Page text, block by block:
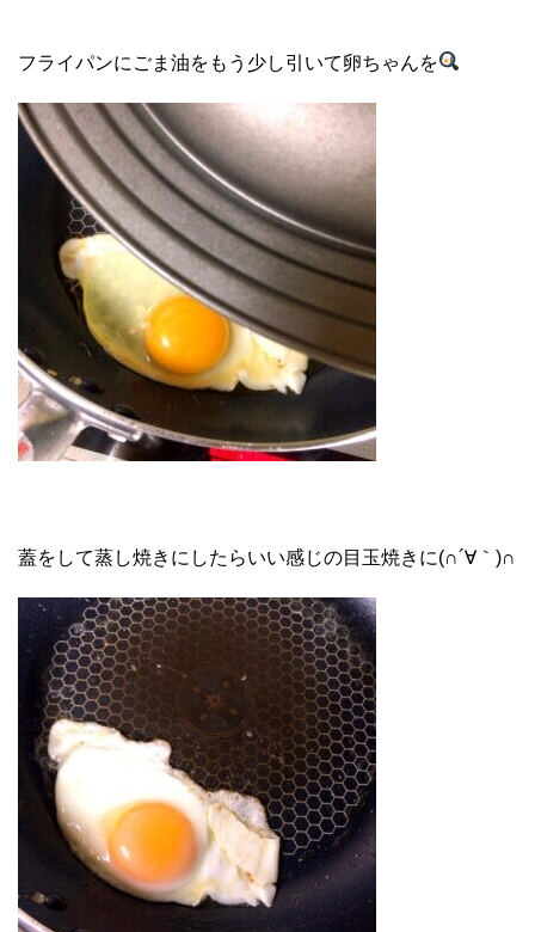
フライパンにごま油をもう少し引いて卵ちゃんを
蓋をして蒸し焼きにしたらいい感じの目玉焼きに(∩´∀｀)∩